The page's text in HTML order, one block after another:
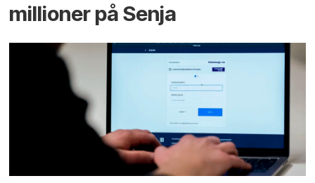
millioner på Senja